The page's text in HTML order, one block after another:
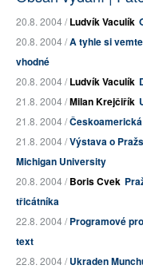
20.8. 2004 /Ludvík Vaculík
20.8. 2004 /A tyhle si
vhodné
20.8. 2004 /Ludvík Vaculík
21.8. 2004 /Milan Krejčiřík
21.8. 2004 /
21.8. 2004 /Výstava o
Michigan University
20.8. 2004 /Boris Cvek
třicátníka
22.8. 2004 /Programové
text
22.8. 2004 /Ukraden